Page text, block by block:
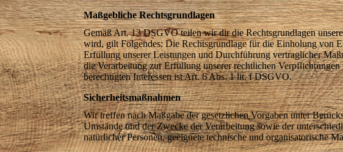
Maßgebliche Rechtsgrundlagen
Gemäß Art. 13 DSGVO teilen wir dir die Rechtsgrundlagen
wird, gilt Folgendes: Die Rechtsgrundlage für die Einholung von
Erfüllung unserer Leistungen und Durchführung vertraglicher
die Verarbeitung zur Erfüllung unserer rechtlichen
berechtigten Interessen ist Art. 6 Abs. 1 lit. f DSGVO.
Sicherheitsmaßnahmen
Wir treffen nach Maßgabe der gesetzlichen Vorgaben unter
Umstände und der Zwecke der Verarbeitung sowie der
natürlicher Personen, geeignete technische und organisatorische